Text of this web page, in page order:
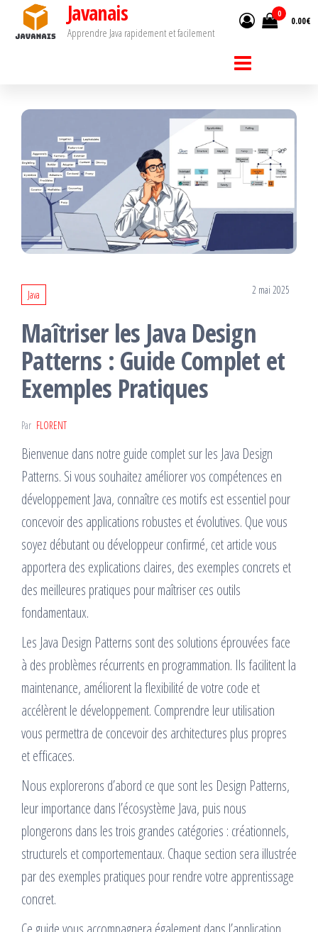
Passer
Javanais
Apprendre Java rapidement et facilement
0
0.00€
Java 2 mai 2025
Maîtriser les Java Design
Patterns : Guide Complet et
Exemples Pratiques
Par FLORENT
Bienvenue dans notre guide complet sur les Java Design
Patterns. Si vous souhaitez améliorer vos compétences en
développement Java, connaître ces motifs est essentiel pour
concevoir des applications robustes et évolutives. Que vous
soyez débutant ou développeur confirmé, cet article vous
apportera des explications claires, des exemples concrets et
des meilleures pratiques pour maîtriser ces outils
fondamentaux.
Les Java Design Patterns sont des solutions éprouvées face
à des problèmes récurrents en programmation. Ils facilitent la
maintenance, améliorent la flexibilité de votre code et
accélèrent le développement. Comprendre leur utilisation
vous permettra de concevoir des architectures plus propres
et efficaces.
Nous explorerons d’abord ce que sont les Design Patterns,
leur importance dans l’écosystème Java, puis nous
plongerons dans les trois grandes catégories : créationnels,
structurels et comportementaux. Chaque section sera illustrée
par des exemples pratiques pour rendre votre apprentissage
concret.